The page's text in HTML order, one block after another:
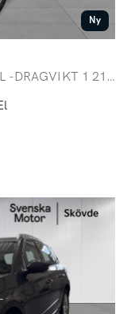
Ny
-DRAGVIKT 1 210